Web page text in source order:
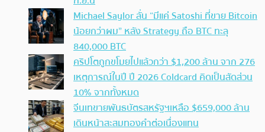
Michael Saylor ลั่น “มีแค่ Satoshi ที่ขาย Bitcoin
น้อยกว่าผม” หลัง Strategy ถือ BTC ทะลุ
840,000 BTC
คริปโตถูกขโมยไปแล้วกว่า $1,200 ล้าน จาก 276
เหตุการณ์ในปี ปี 2026 Coldcard คิดเป็นสัดส่วน
10% จากทั้งหมด
จีนเทขายพันธบัตรสหรัฐฯเหลือ $659,000 ล้าน
เดินหน้าสะสมทองคำต่อเนื่องแทน